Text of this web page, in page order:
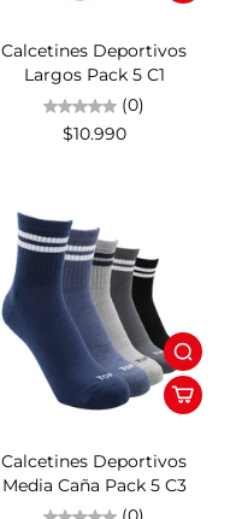
Calcetines Deportivos
Largos Pack 5 C1
(0)
$10.990
Calcetines Deportivos
Media Caña Pack 5 C3